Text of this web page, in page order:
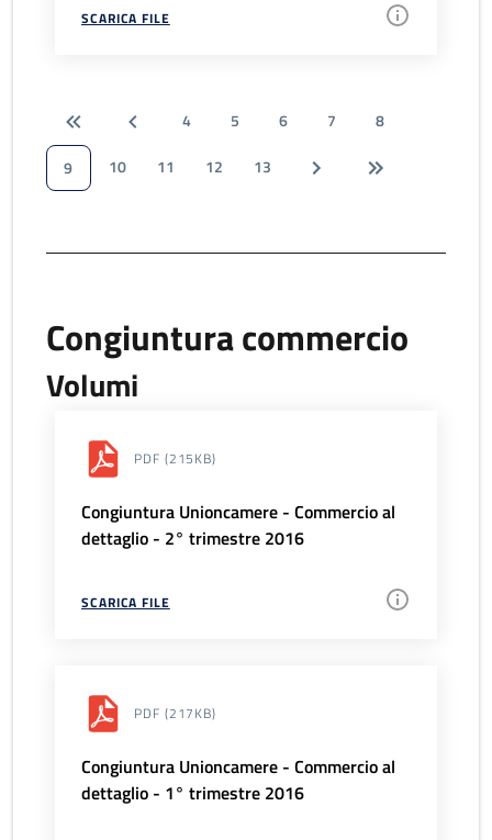
SCARICA FILE
4 5 6 7
8
9
10 11 12 13
Congiuntura commercio
Volumi
PDF (215KB)
Congiuntura Unioncamere - Commercio al
dettaglio - 2° trimestre 2016
SCARICA FILE
PDF (217KB)
Congiuntura Unioncamere - Commercio al
dettaglio - 1° trimestre 2016